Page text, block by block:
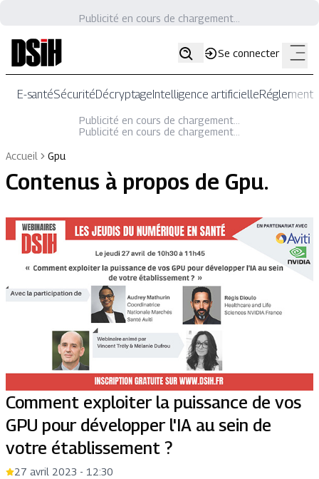
Publicité en cours de chargement...
Se connecter
E-santéSécuritéDécryptageIntelligence artificielle
Publicité en cours de chargement...
Publicité en cours de chargement...
Accueil
Gpu
Contenus à propos de Gpu.
Comment exploiter la puissance de vos
GPU pour développer l'IA au sein de
votre établissement ?
27 avril 2023 - 12:30